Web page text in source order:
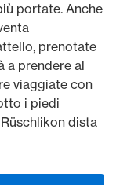
portate. Anche
prenotate
a prendere al
viaggiate con
i piedi
dista